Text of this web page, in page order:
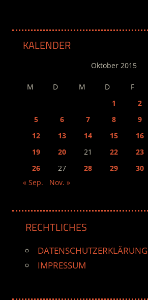
KALENDER
Oktober 2015
M D M D F
1
2
5
6 7 8 9
12
13 14 15 16
19
20 21 22 23
26
27 28 29 30
« Sep.
Nov. »
RECHTLICHES
DATENSCHUTZERKLÄRUNG
IMPRESSUM